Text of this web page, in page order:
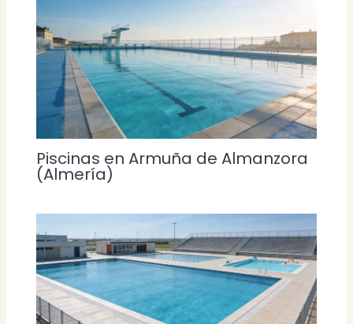
Piscinas en Armuña de Almanzora
(Almería)